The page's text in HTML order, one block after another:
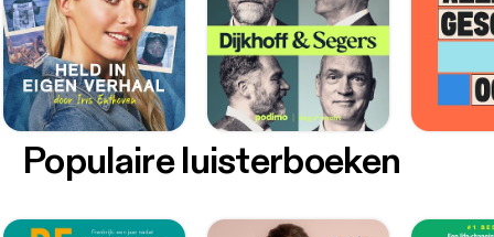
Populaire luisterboeken